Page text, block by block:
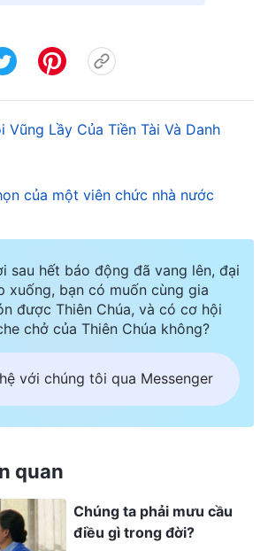
này không? Có phải tất cả chỉ
tôi không? Chỉ để ăn, uống
Đây là mục đích sống của tôi
như thế này sao?”. Nghĩ đến đây,
Tôi hối hận vì đã không tin
sống đời sống hội thánh ngay
hận và không cam tâm chết
nghĩ đến những lời Đức Chúa
đọc trước đây: “Tất cả mọi thảm
xuống; tất cả các quốc gia và
đất đều sẽ phải chịu thảm hoạ,
thảm họa này không chỉ
hai ngày, mà chúng sẽ lan
Vũng Lầy Của Tiền Tài Và Danh
của một viên chức nhà nước
sau hết báo động đã vang lên, đại
xuống, bạn có muốn cùng gia
được Thiên Chúa, và có cơ hội
chở của Thiên Chúa không?
với chúng tôi qua Messenger
quan
Chúng ta phải mưu cầu
điều gì trong đời?